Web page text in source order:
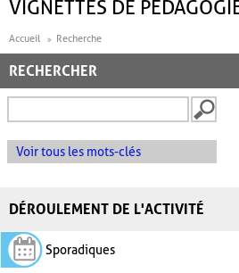
VIGNETTES DE
Accueil Recherche
RECHERCHER
Voir tous les mots-clés
DÉROULEMENT DE L'ACTIVITÉ
Sporadiques